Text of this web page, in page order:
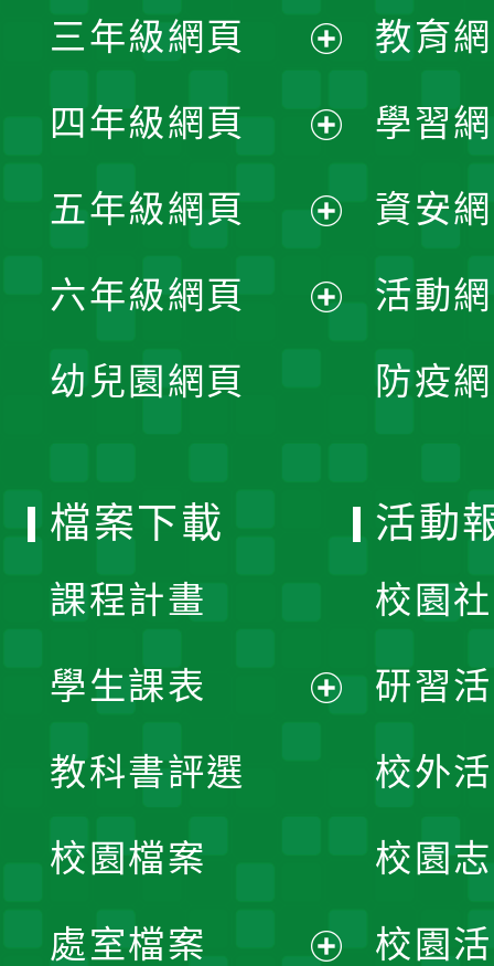
選
單
開
選
單
三年級網頁
開
選
單
四年級網頁
開
選
五年級網頁
開
六年級網頁
幼兒園網頁
教育
學習
資安
活動
防疫
檔案下載
課程計畫
學生課表
單
教科書評選
校園檔案
處室檔案
活動
校園
研習
校外
校園
校園